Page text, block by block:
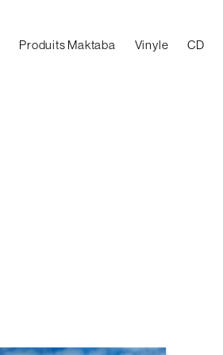
Produits Maktaba Vinyle CD